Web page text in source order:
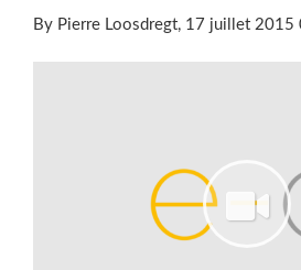
By Pierre Loosdregt, 17 juillet 2015